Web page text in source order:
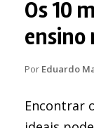
Os 10
ensino
Por Eduardo
Encontrar